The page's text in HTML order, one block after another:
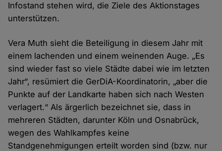
Infostand stehen wird, die Ziele des Aktionstages
unterstützen.
Vera Muth sieht die Beteiligung in diesem Jahr mit
einem lachenden und einem weinenden Auge. „Es
sind wieder fast so viele Städte dabei wie im letzten
Jahr“, resümiert die GerDiA-Koordinatorin, „aber die
Punkte auf der Landkarte haben sich nach Westen
verlagert.“ Als ärgerlich bezeichnet sie, dass in
mehreren Städten, darunter Köln und Osnabrück,
wegen des Wahlkampfes keine
Standgenehmigungen erteilt worden sind (bzw. nur